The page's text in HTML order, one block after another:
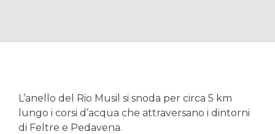
L’anello del Rio Musil si snoda per circa 5 km
lungo i corsi d’acqua che attraversano i dintorni
di Feltre e Pedavena.